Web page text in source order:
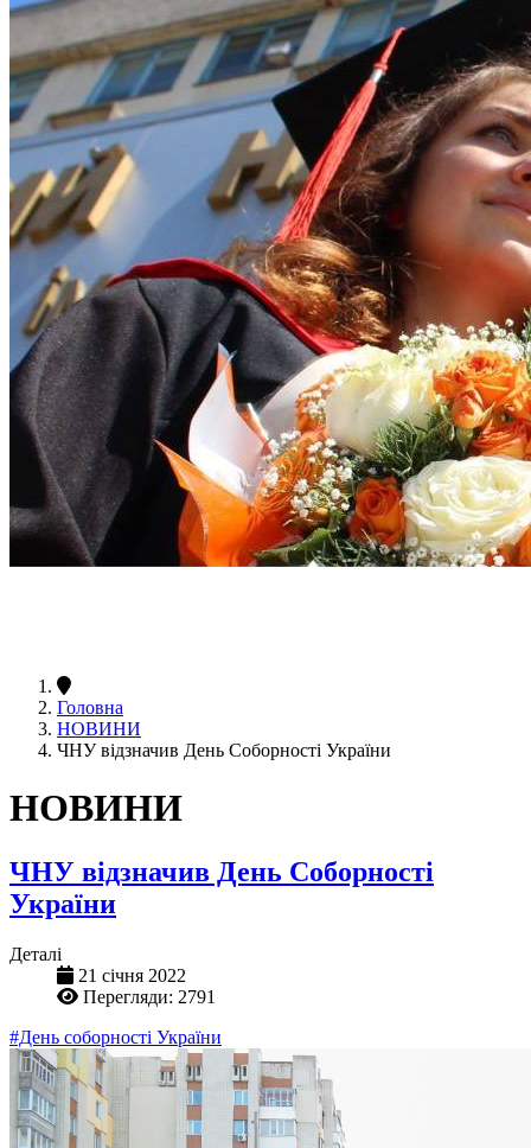
Головна
НОВИНИ
ЧНУ відзначив День Соборності України
НОВИНИ
ЧНУ відзначив День Соборності
України
Деталі
21 січня 2022
Перегляди: 2791
#День соборності України